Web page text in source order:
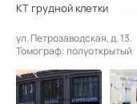
КТ грудной клетки
ул. Петрозаводская, д. 13.
Томограф: полуоткрытый